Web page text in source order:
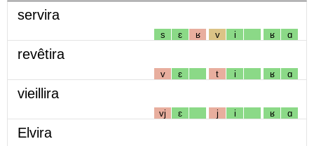
servira
s ɛ ʁ v i ʁ ɑ
revêtira
v ɛ t i ʁ ɑ
vieillira
vj ɛ j i ʁ ɑ
Elvira